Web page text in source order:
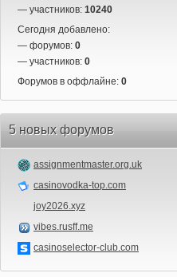
— участников: 10240
Сегодня добавлено:
— форумов: 0
— участников: 0
Форумов в оффлайне: 0
5 новых форумов
assignmentmaster.org.uk
casinovodka-top.com
joy2026.xyz
vibes.rusff.me
casinoselector-club.com